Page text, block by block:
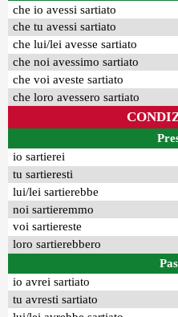
che io avessi sartiato
che tu avessi sartiato
che lui/lei avesse sartiato
che noi avessimo sartiato
che voi aveste sartiato
che loro avessero sartiato
io sartierei
tu sartieresti
lui/lei sartierebbe
noi sartieremmo
voi sartiereste
loro sartierebbero
io avrei sartiato
tu avresti sartiato